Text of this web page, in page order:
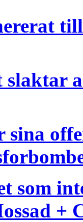
sina
som
+